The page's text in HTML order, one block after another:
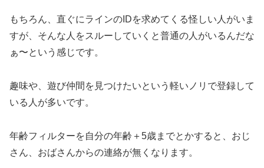
もちろん、直ぐにラインのIDを求めてくる怪しい人がいま
すが、そんな人をスルーしていくと普通の人がいるんだな
ぁ〜という感じです。
趣味や、遊び仲間を見つけたいという軽いノリで登録して
いる人が多いです。
年齢フィルターを自分の年齢＋5歳までとかすると、おじ
さん、おばさんからの連絡が無くなります。